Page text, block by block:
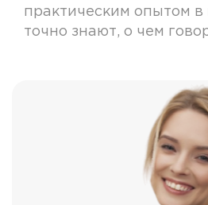
практическим опытом
точно знают, о чем